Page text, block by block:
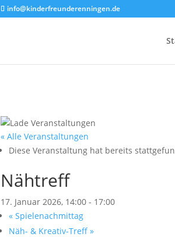
info@kinderfreunderenningen.de
« Alle Veranstaltungen
Diese Veranstaltung hat bereits
Nähtreff
17. Januar 2026, 14:00 - 17:00
« Spielenachmittag
Näh- & Kreativ-Treff»